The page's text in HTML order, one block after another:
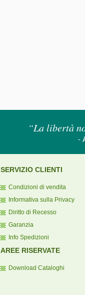
“La libertà
-
SERVIZIO CLIENTI
Condizioni di vendita
Informativa sulla Privacy
Diritto di Recesso
Garanzia
Info Spedizioni
AREE RISERVATE
Download Cataloghi